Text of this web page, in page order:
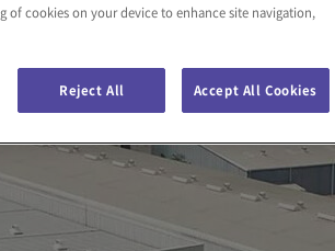
of cookies on your device to enhance site navigation,
Reject All Accept All Cookies